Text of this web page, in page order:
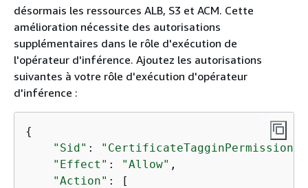
désormais les ressources ALB, S3 et ACM. Cette
amélioration nécessite des autorisations
supplémentaires dans le rôle d'exécution de
l'opérateur d'inférence. Ajoutez les autorisations
suivantes à votre rôle d'exécution d'opérateur
d'inférence :
{
"Sid" : "CertificateTagginPermission"
"Effect" : "Allow" ,
"Action" : [